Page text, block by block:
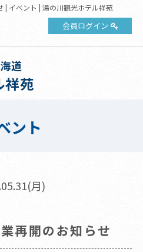
イベント | 湯の川観光ホテル祥苑
会員ログイン
道
祥苑
ント
月)
再開のお知らせ